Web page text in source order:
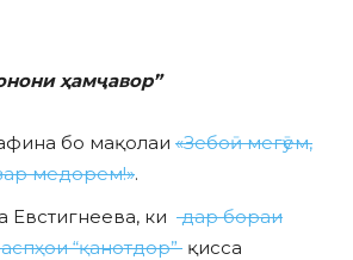
ҳамҷавор”
бо мақолаи «Зебоӣ мегӯем,
медорем!».
Евстигнеева, ки дар бораи
“қанотдор” қисса